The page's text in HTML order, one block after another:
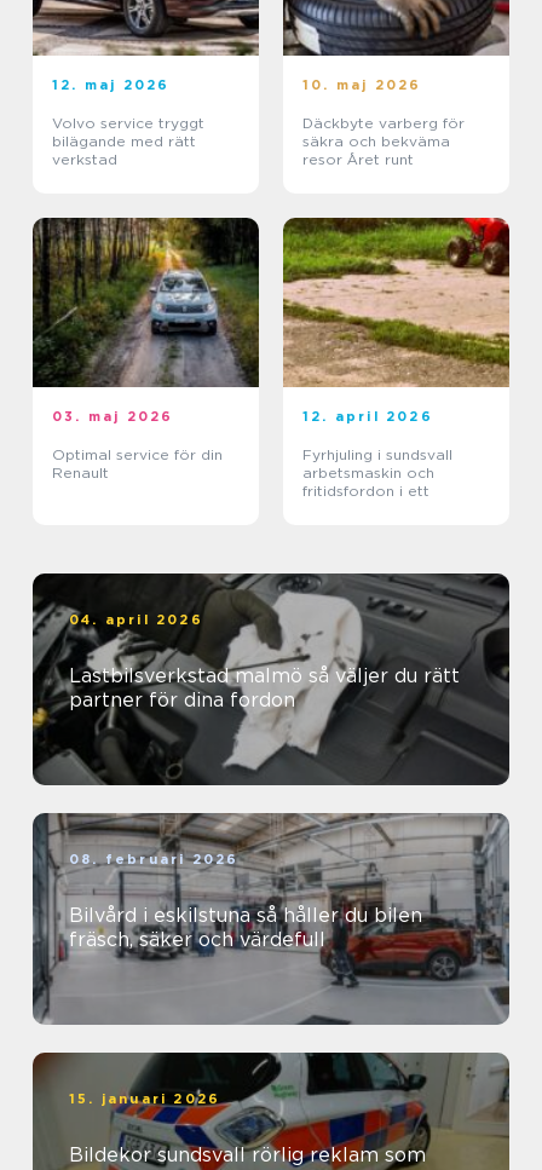
12. maj 2026
Volvo service tryggt
bilägande med rätt
verkstad
10. maj 2026
Däckbyte varberg för
säkra och bekväma
resor Året runt
03. maj 2026
Optimal service för din
Renault
12. april 2026
Fyrhjuling i sundsvall
arbetsmaskin och
fritidsfordon i ett
04. april 2026
Lastbilsverkstad malmö så väljer du rätt
partner för dina fordon
08. februari 2026
Bilvård i eskilstuna så håller du bilen
fräsch, säker och värdefull
15. januari 2026
Bildekor sundsvall rörlig reklam som